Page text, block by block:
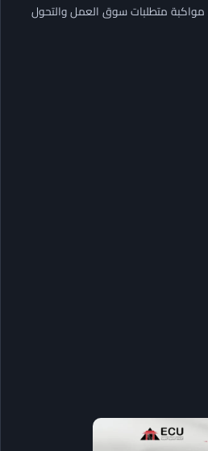
مواكبة متطلبات سوق العمل والتحول